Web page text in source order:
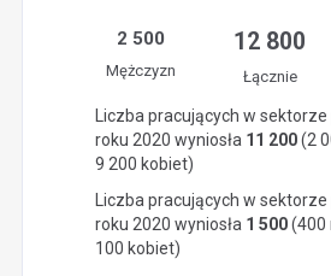
2 500
Mężczyzn
12 800
Łącznie
Liczba pracujących w
roku 2020 wyniosła 11 200(2
9 200 kobiet)
Liczba pracujących w
roku 2020 wyniosła 1 500(400
100 kobiet)